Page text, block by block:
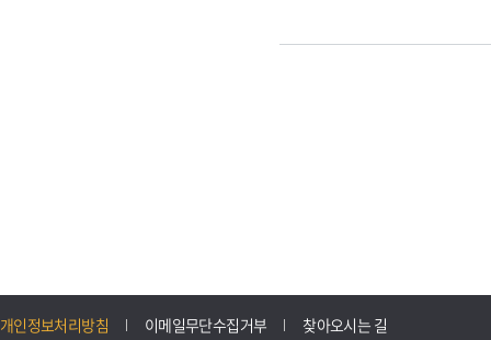
개인정보처리방침 이메일무단수집거부 찾아오시는 길